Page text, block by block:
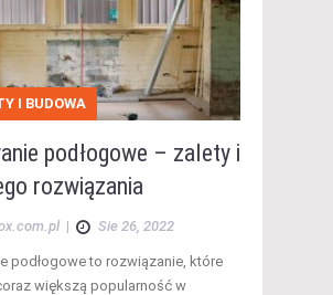
I BUDOWA
podłogowe – zalety i
rozwiązania
| Sie 26, 2022
podłogowe to rozwiązanie, które
większą popularność w